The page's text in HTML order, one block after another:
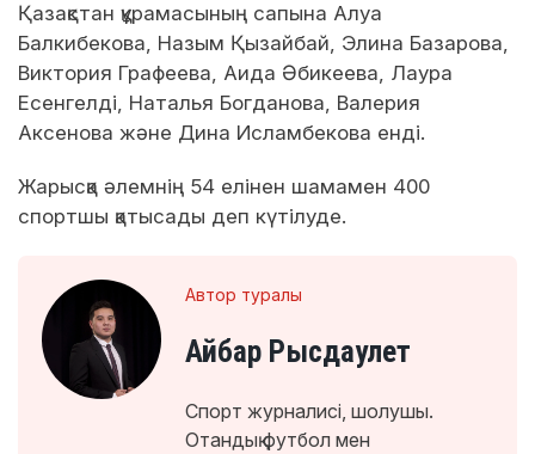
Қазақстан құрамасының сапына Алуа
Балкибекова, Назым Қызайбай, Элина Базарова,
Виктория Графеева, Аида Әбикеева, Лаура
Есенгелді, Наталья Богданова, Валерия
Аксенова және Дина Исламбекова енді.
Жарысқа әлемнің 54 елінен шамамен 400
спортшы қатысады деп күтілуде.
Автор туралы
Айбар Рысдаулет
Спорт журналисі, шолушы.
Отандық футбол мен